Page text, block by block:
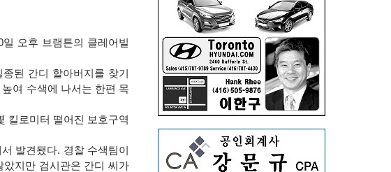
오후 브램튼의 클레어빌
된 간디 할아버지를 찾기
여 수색에 나서는 한편 목
킬로미터 떨어진 보호구역
발견됐다. 경찰 수색팀이
지만 검시관은 간디 씨가